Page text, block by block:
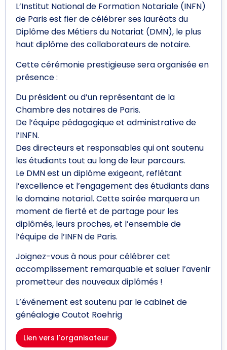
L’Institut National de Formation Notariale (INFN)
de Paris est fier de célébrer ses lauréats du
Diplôme des Métiers du Notariat (DMN), le plus
haut diplôme des collaborateurs de notaire.
Cette cérémonie prestigieuse sera organisée en
présence :
Du président ou d’un représentant de la
Chambre des notaires de Paris.
De l’équipe pédagogique et administrative de
l’INFN.
Des directeurs et responsables qui ont soutenu
les étudiants tout au long de leur parcours.
Le DMN est un diplôme exigeant, reflétant
l’excellence et l’engagement des étudiants dans
le domaine notarial. Cette soirée marquera un
moment de fierté et de partage pour les
diplômés, leurs proches, et l’ensemble de
l’équipe de l’INFN de Paris.
Joignez-vous à nous pour célébrer cet
accomplissement remarquable et saluer l’avenir
prometteur des nouveaux diplômés !
L’événement est soutenu par le cabinet de
généalogie Coutot Roehrig
Lien vers l'organisateur